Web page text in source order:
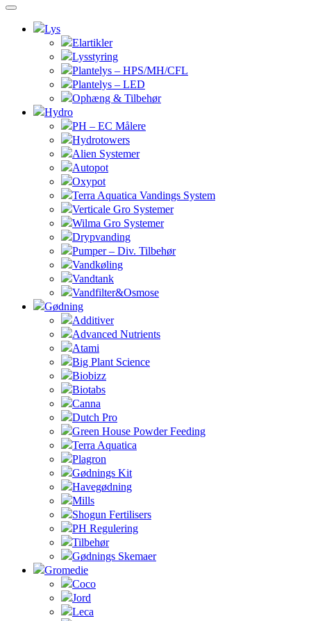
Lys
Elartikler
Lysstyring
Plantelys – HPS/MH/CFL
Plantelys – LED
Ophæng & Tilbehør
Hydro
PH – EC Målere
Hydrotowers
Alien Systemer
Autopot
Oxypot
Terra Aquatica Vandings System
Verticale Gro Systemer
Wilma Gro Systemer
Drypvanding
Pumper – Div. Tilbehør
Vandkøling
Vandtank
Vandfilter&Osmose
Gødning
Additiver
Advanced Nutrients
Atami
Big Plant Science
Biobizz
Biotabs
Canna
Dutch Pro
Green House Powder Feeding
Terra Aquatica
Plagron
Gødnings Kit
Havegødning
Mills
Shogun Fertilisers
PH Regulering
Tilbehør
Gødnings Skemaer
Gromedie
Coco
Jord
Leca